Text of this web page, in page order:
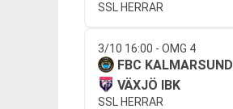
SSL HERRAR
3/10 16:00 - OMG 4
FBC KALMARSUND
VÄXJÖ IBK
SSL HERRAR